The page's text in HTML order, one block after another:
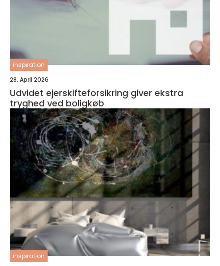
inspiration
28. April 2026
Udvidet ejerskifteforsikring giver ekstra
tryghed ved boligkøb
inspiration